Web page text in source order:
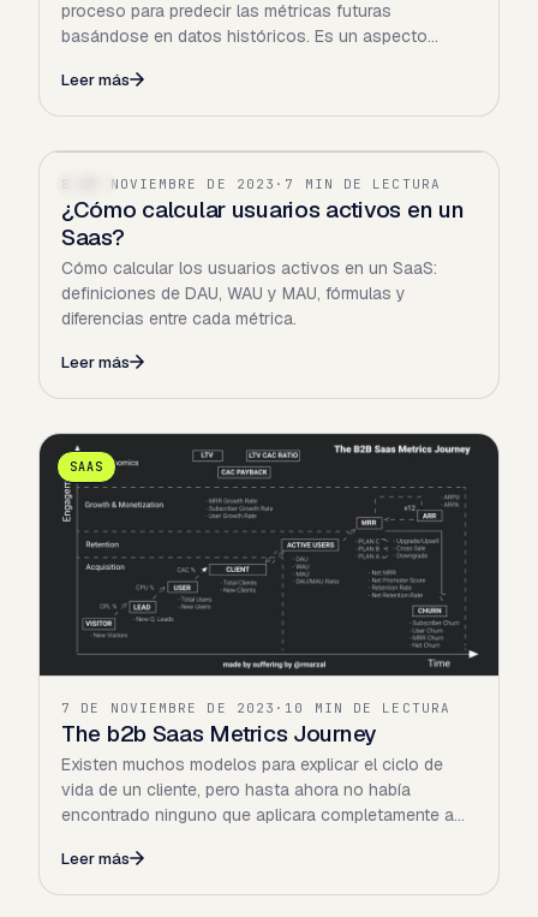
proceso para predecir las métricas futuras
basándose en datos históricos. Es un aspecto
Leer más
8 DE NOVIEMBRE DE 2023 · 7 MIN DE LECTURA
¿Cómo calcular usuarios activos en un
Saas?
Cómo calcular los usuarios activos en un SaaS:
definiciones de DAU, WAU y MAU, fórmulas y
diferencias entre cada métrica.
Leer más
SAAS
7 DE NOVIEMBRE DE 2023 · 10 MIN DE LECTURA
The b2b Saas Metrics Journey
Existen muchos modelos para explicar el ciclo de
vida de un cliente, pero hasta ahora no había
encontrado ninguno que aplicara completamente a
Leer más